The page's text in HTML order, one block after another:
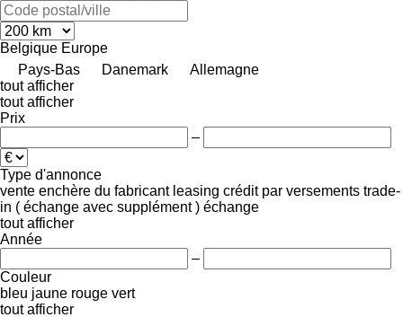
Belgique Europe
Pays-Bas
Danemark
Allemagne
tout afficher
tout afficher
Prix
–
Type d'annonce
vente enchère du fabricant leasing crédit par versements trade-
in ( échange avec supplément ) échange
tout afficher
Année
–
Couleur
bleu jaune rouge vert
tout afficher